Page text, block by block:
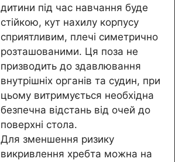
дитини під час навчання буде
стійкою, кут нахилу корпусу
сприятливим, плечі симетрично
розташованими. Ця поза не
призводить до здавлювання
внутрішніх органів та судин, при
цьому витримується необхідна
безпечна відстань від очей до
поверхні стола.
Для зменшення ризику
викривлення хребта можна на